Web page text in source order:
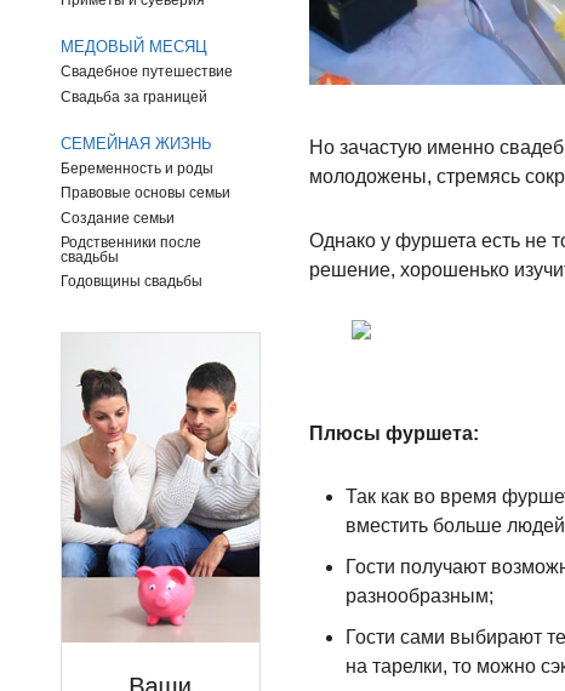
МЕДОВЫЙ МЕСЯЦ
Свадебное путешествие
Свадьба за границей
СЕМЕЙНАЯ ЖИЗНЬ
Беременность и роды
Правовые основы семьи
Создание семьи
Родственники после
свадьбы
Годовщины свадьбы
Но зачастую именно
молодожены, стремясь
Однако у фуршета есть не
решение, хорошенько
Плюсы фуршета:
Так как во время
вместить больше
Гости получают
разнообразным;
Гости сами выбирают
на тарелки, то можно